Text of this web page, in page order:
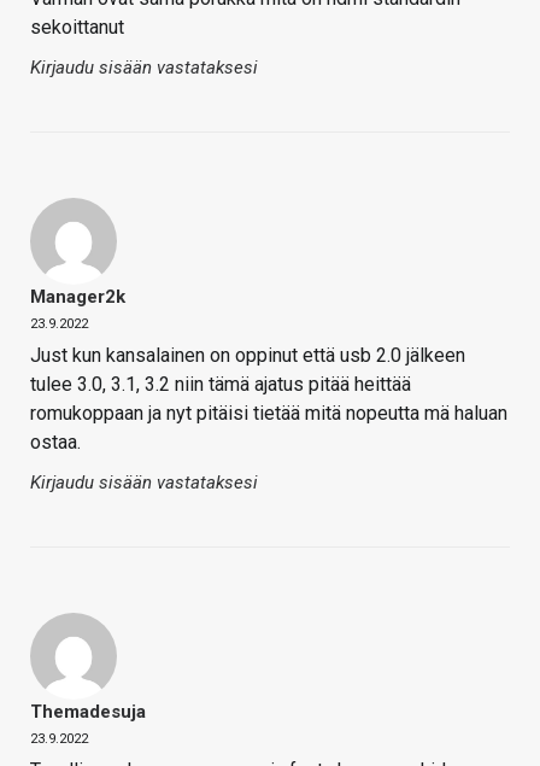
sekoittanut
Kirjaudu sisään vastataksesi
Manager2k
23.9.2022
Just kun kansalainen on oppinut että usb 2.0 jälkeen
tulee 3.0, 3.1, 3.2 niin tämä ajatus pitää heittää
romukoppaan ja nyt pitäisi tietää mitä nopeutta mä haluan
ostaa.
Kirjaudu sisään vastataksesi
Themadesuja
23.9.2022